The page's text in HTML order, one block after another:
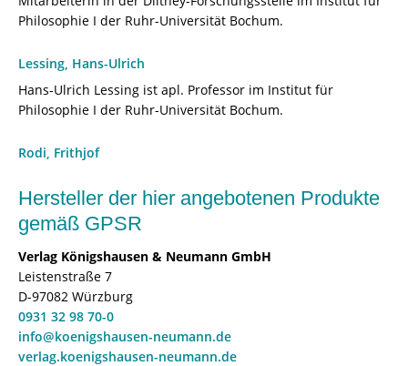
Philosophie I der Ruhr-Universität Bochum.
Lessing, Hans-Ulrich
Hans-Ulrich Lessing ist apl. Professor im Institut für
Philosophie I der Ruhr-Universität Bochum.
Rodi, Frithjof
Hersteller der hier angebotenen Produkte
gemäß GPSR
Verlag Königshausen & Neumann GmbH
Leistenstraße 7
D-97082 Würzburg
0931 32 98 70-0
info@koenigshausen-neumann.de
verlag.koenigshausen-neumann.de